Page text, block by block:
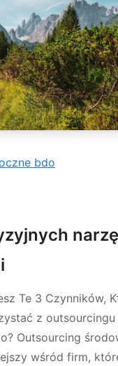
bdo
Te 3 Czynników,
z outsourcingu
Outsourcing
wśród firm,